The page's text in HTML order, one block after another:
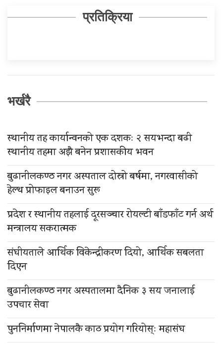
प्रतिक्रिया
भर्खरै
स्थानीय तह कार्यान्वनको एक दशकः २ सयभन्दा बढी
स्थानीय तहमा अझै बनेन प्रशासकीय भवन
बुढानीलकण्ठ नगर अस्पताल दोस्रो बर्षमा, नगरवासीको
हेल्थ प्रोफाइल बनाउन सुरू
प्रदेश र स्थानीय तहलाई दूरसञ्चार रोयल्टी बाँडफाँट गर्न अर्थ
मन्त्रालय सकरात्मक
संघीयताले आर्थिक विकेन्द्रीकरण दियो, आर्थिक सबलता
दिएन
बुढानीलकण्ठ नगर अस्पतालमा दैनिक ३ सय जनालाई
उपचार सेवा
पुननिर्माणमा नेपालकै काठ प्रयोग गरियोस्ः महासंघ